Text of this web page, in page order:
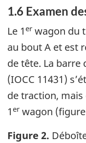
1.6 Examen
Le 1 er wagon du
au bout A et est
de tête. La barre
(IOCC 11431)
de traction,
1 er wagon
Figure 2.